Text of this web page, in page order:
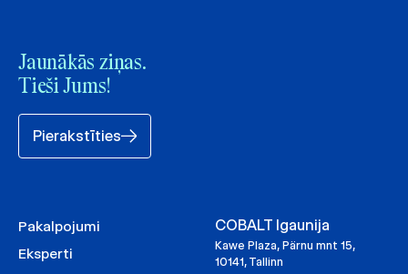
Jaunākās ziņas.
Tieši Jums!
Pierakstīties
Pakalpojumi
Eksperti
COBALT Igaunija
Kawe Plaza, Pärnu mnt 15,
10141, Tallinn